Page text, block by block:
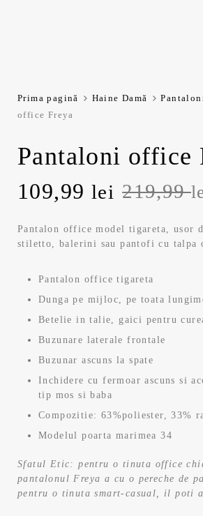
Prima pagină Haine Damă
office Freya
Pantaloni office
219,99
Prețul
inițial
a
fost:
219,99 lei.
109,99 lei
Prețul
curent
este:
109,99 lei.
Pantalon office model tigareta, usor
stiletto, balerini sau pantofi cu talpa
Pantalon office tigareta
Dunga pe mijloc, pe toata
Betelie in talie, gaici pentru
Buzunare laterale frontale
Buzunar ascuns la spate
Inchidere cu fermoar ascuns si
tip mos si baba
Compozitie: 63%poliester, 33%
Modelul poarta marimea 34
Sfatul Etic: pentru o tinuta office
pantalonul Freya a cu o pereche de
pentru o tinuta smart-casual, il poti